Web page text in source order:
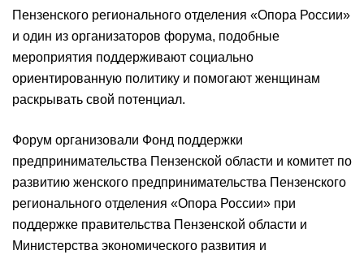
Пензенского регионального отделения «Опора России»
и один из организаторов форума, подобные
мероприятия поддерживают социально
ориентированную политику и помогают женщинам
раскрывать свой потенциал.
Форум организовали Фонд поддержки
предпринимательства Пензенской области и комитет по
развитию женского предпринимательства Пензенского
регионального отделения «Опора России» при
поддержке правительства Пензенской области и
Министерства экономического развития и